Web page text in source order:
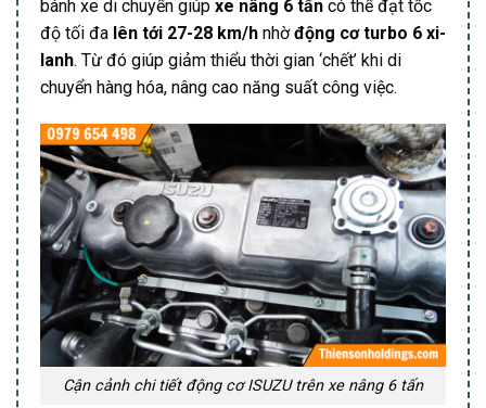
bánh xe di chuyển giúp xe nâng 6 tấn có thể đạt tốc
độ tối đa lên tới 27-28 km/h nhờđộng cơ turbo 6 xi-
lanh. Từ đó giúp giảm thiểu thời gian ‘chết’ khi di
chuyển hàng hóa, nâng cao năng suất công việc.
Cận cảnh chi tiết động cơ ISUZU trên xe nâng 6 tấn